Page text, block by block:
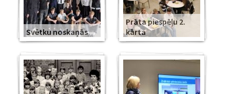
Svētku noskaņās
Prāta piespēļu 2.
kārta